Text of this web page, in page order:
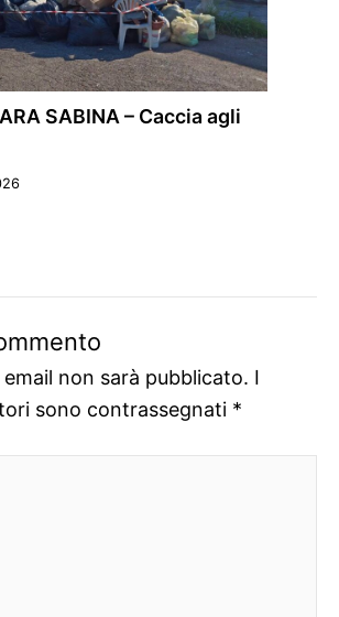
SABINA – Caccia agli
non sarà pubblicato. I
sono contrassegnati *